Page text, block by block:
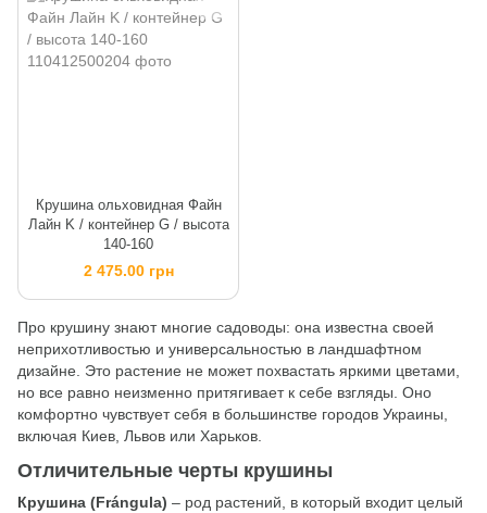
Крушина ольховидная Файн
Лайн K / контейнер G / высота
140-160
2 475.00 грн
Про крушину знают многие садоводы: она известна своей
неприхотливостью и универсальностью в ландшафтном
дизайне. Это растение не может похвастать яркими цветами,
но все равно неизменно притягивает к себе взгляды. Оно
комфортно чувствует себя в большинстве городов Украины,
включая Киев, Львов или Харьков.
Отличительные черты крушины
Крушина (Frángula) – род растений, в который входит целый